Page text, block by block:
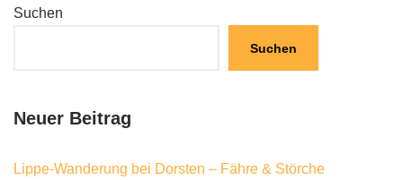
Suchen
Suchen
Neuer Beitrag
Lippe-Wanderung bei Dorsten – Fähre & Störche